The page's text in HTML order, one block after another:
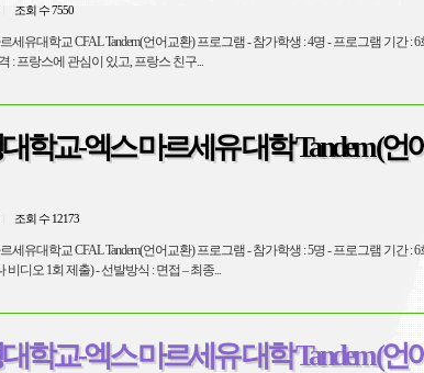
조회 수 7550
가학생 : 4명 - 프로그램 기간 : 6회, 각 90분 -
– 최종 선발 - 신청자격 : 프랑스에 관심이 있고, 프랑스 친구...
학교-엑스 마르세유 대학 Tandem (언
조회 수 12173
참가학생 : 5명 - 프로그램 기간 : 6회, 각 90분
(언어 교환 중 5분-10분 대화 오디오나 비디오 1회 제출) - 선발방식 : 면접 – 최종...
학교-엑스 마르세유 대학 Tandem (언